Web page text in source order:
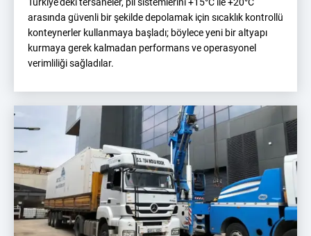
Türkiye'deki tersaneler, pil sistemlerini +15°C ile +20°C
arasında güvenli bir şekilde depolamak için sıcaklık kontrollü
konteynerler kullanmaya başladı; böylece yeni bir altyapı
kurmaya gerek kalmadan performans ve operasyonel
verimliliği sağladılar.